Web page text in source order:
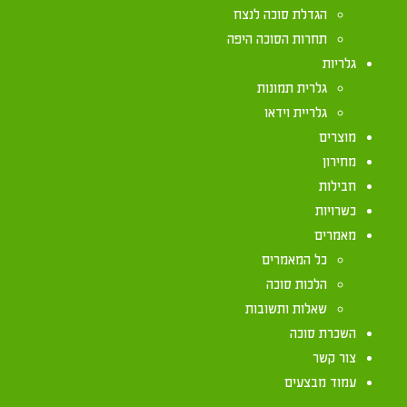
הגדלת סוכה לנצח
תחרות הסוכה היפה
גלריות
גלרית תמונות
גלריית וידאו
מוצרים
מחירון
חבילות
כשרויות
מאמרים
כל המאמרים
הלכות סוכה
שאלות ותשובות
השכרת סוכה
צור קשר
עמוד מבצעים